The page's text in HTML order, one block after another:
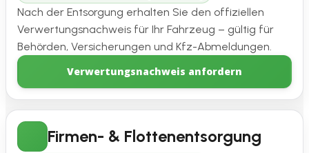
Nach der Entsorgung erhalten Sie den offiziellen
Verwertungsnachweis für Ihr Fahrzeug – gültig für
Behörden, Versicherungen und Kfz-Abmeldungen.
Verwertungsnachweis anfordern
Firmen- & Flottenentsorgung